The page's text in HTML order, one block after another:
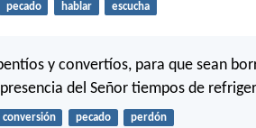
pecado hablar escucha
y convertíos, para que sean
del Señor tiempos de
conversión pecado perdón